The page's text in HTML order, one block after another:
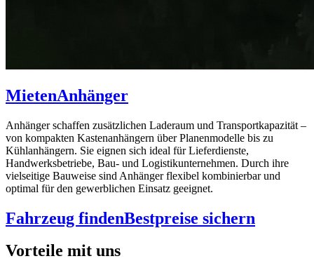
MietenAnhänger
Anhänger schaffen zusätzlichen Laderaum und Transportkapazität –
von kompakten Kastenanhängern über Planenmodelle bis zu
Kühlanhängern. Sie eignen sich ideal für Lieferdienste,
Handwerksbetriebe, Bau- und Logistikunternehmen. Durch ihre
vielseitige Bauweise sind Anhänger flexibel kombinierbar und
optimal für den gewerblichen Einsatz geeignet.
Fahrzeug findenBestpreise sichern
Vorteile mit uns